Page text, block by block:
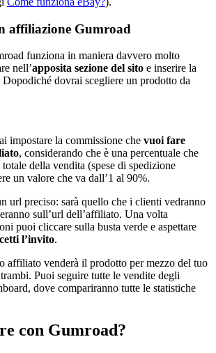
affiliazione Gumroad
funziona in maniera davvero molto
nell’apposita sezione del sito e inserire la
dovrai scegliere un prodotto da
impostare la commissione che vuoi fare
, considerando che è una percentuale che
della vendita (spese di spedizione
un valore che va dall’1 al 90%.
url preciso: sarà quello che i clienti vedranno
sull’url dell’affiliato. Una volta
puoi cliccare sulla busta verde e aspettare
l’invito.
affiliato venderà il prodotto per mezzo del tuo
Puoi seguire tutte le vendite degli
dove compariranno tutte le statistiche
con Gumroad?